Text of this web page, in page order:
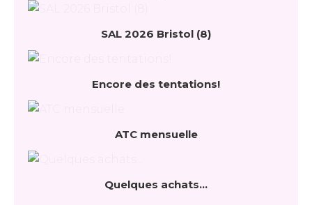
SAL 2026 Bristol (8)
Encore des tentations!
ATC mensuelle
Quelques achats...